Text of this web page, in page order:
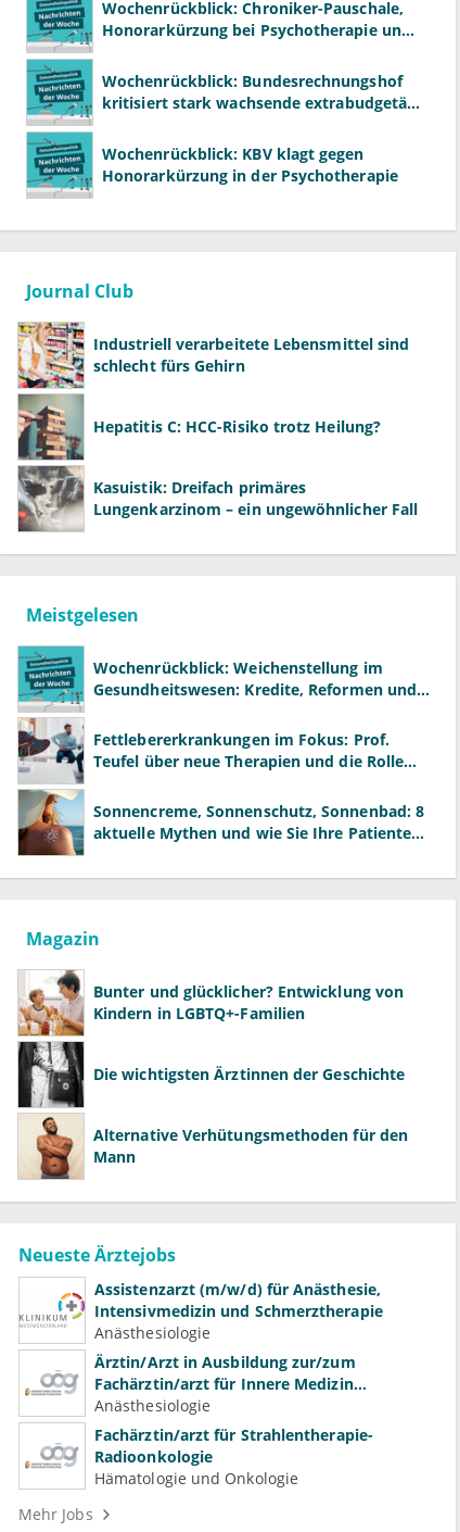
Wochenrückblick: Chroniker-Pauschale,
Honorarkürzung bei Psychotherapie und
Wochenrückblick: Bundesrechnungshof
kritisiert stark wachsende extrabudgetäre
Wochenrückblick: KBV klagt gegen
Honorarkürzung in der Psychotherapie
Journal Club
Industriell verarbeitete Lebensmittel sind
schlecht fürs Gehirn
Hepatitis C: HCC-Risiko trotz Heilung?
Kasuistik: Dreifach primäres
Lungenkarzinom – ein ungewöhnlicher Fall
Meistgelesen
Wochenrückblick: Weichenstellung im
Gesundheitswesen: Kredite, Reformen und
Fettlebererkrankungen im Fokus: Prof.
Teufel über neue Therapien und die Rolle
Sonnencreme, Sonnenschutz, Sonnenbad: 8
aktuelle Mythen und wie Sie Ihre Patienten
Magazin
Bunter und glücklicher? Entwicklung von
Kindern in LGBTQ+-Familien
Die wichtigsten Ärztinnen der Geschichte
Alternative Verhütungsmethoden für den
Mann
Neueste Ärztejobs
Assistenzarzt (m/w/d) für Anästhesie,
Intensivmedizin und Schmerztherapie
Anästhesiologie
Ärztin/Arzt in Ausbildung zur/zum
Fachärztin/arzt für Innere Medizin
(Kardiologie, Nephrologie, Intensivmedizin)
Anästhesiologie
Fachärztin/arzt für Strahlentherapie-
Radioonkologie
Hämatologie und Onkologie
Mehr Jobs